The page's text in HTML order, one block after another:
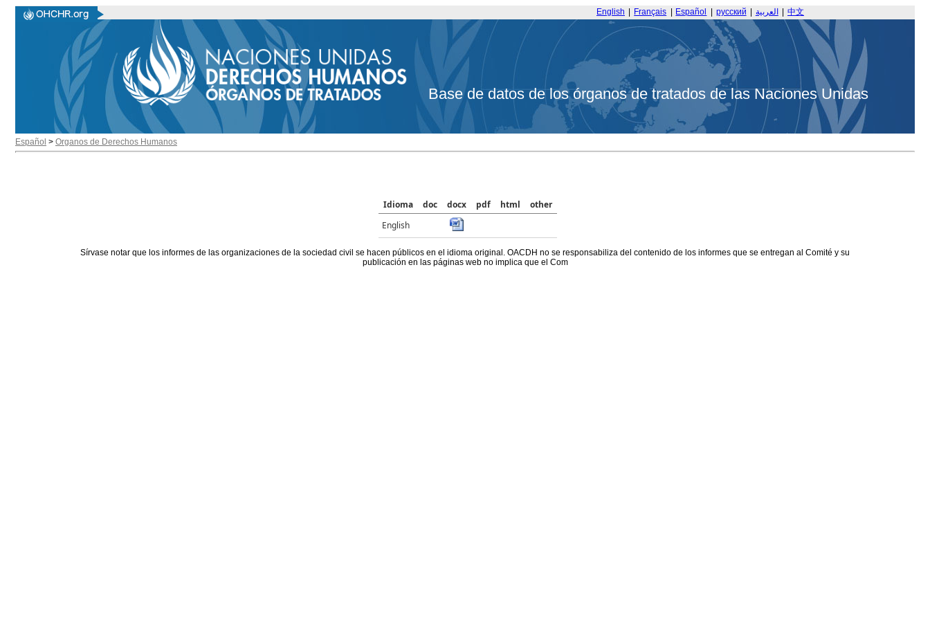
English Français Español русский العربية 中文
Base de datos de los órganos de tratados de las Naciones Unidas
Español > Organos de Derechos Humanos
Idioma doc docx pdf html
other
English
Sírvase notar que los informes de las organizaciones de la sociedad civil se hacen públicos en el idioma original. OACDH no se responsabiliza del contenido de los informes que se entregan al Comité y su
publicación en las páginas web no implica que el Com